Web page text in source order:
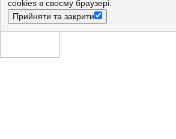
cookies в своєму браузері.
Прийняти та закрити
ЧоловікамЖінкам